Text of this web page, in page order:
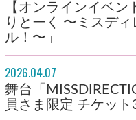
【オンラインイベン
りとーく 〜ミスデ
ル！〜」
2026.04.07
舞台「
員さま限定 チケッ